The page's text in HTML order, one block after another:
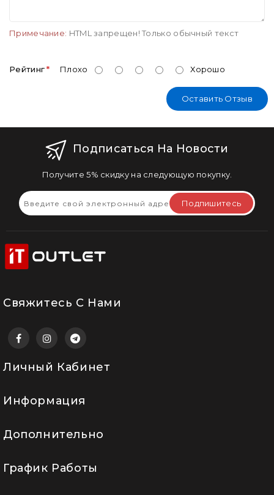
Примечание: HTML запрещен! Только обычный текст
Рейтинг Плохо Хорошо
Оставить Отзыв
Подписаться На Новости
Получите 5% скидку на следующую покупку.
Подпишитесь
Свяжитесь С Нами
Личный Кабинет
Информация
Дополнительно
График Работы